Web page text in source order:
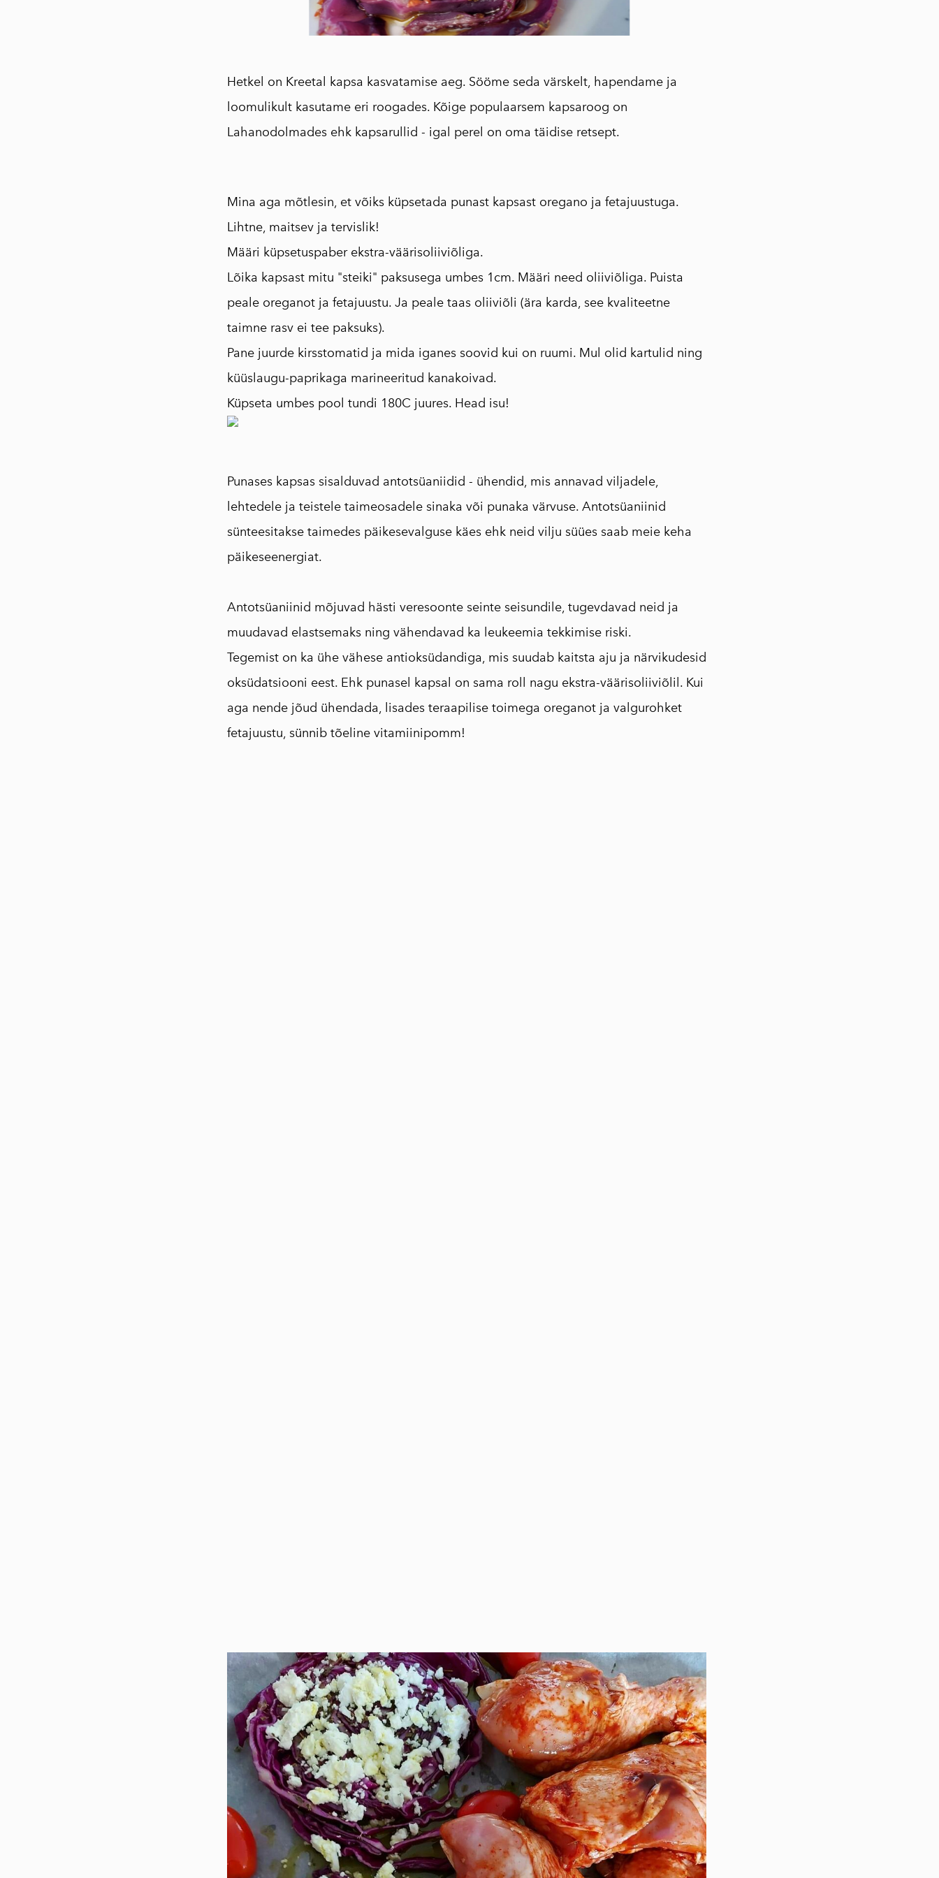
250ml
Traditsiooniline
Maitseained,
taime-ja õieteed
AEOLIS kreeka
Reisiraamat "Muna
haikukogu "Kreeka
Hetkel on Kreetal kapsa kasvatamise aeg. Sööme seda värskelt, hapendame ja
loomulikult kasutame eri roogades. Kõige populaarsem kapsaroog on
Lahanodolmades ehk kapsarullid - igal perel on oma täidise retsept.
Mina aga mõtlesin, et võiks küpsetada punast kapsast oregano ja fetajuustuga.
Lihtne, maitsev ja tervislik!
Määri küpsetuspaber ekstra-väärisoliiviõliga.
Lõika kapsast mitu "steiki" paksusega umbes 1cm. Määri need oliiviõliga. Puista
peale oreganot ja fetajuustu. Ja peale taas oliiviõli (ära karda, see kvaliteetne
taimne rasv ei tee paksuks).
Pane juurde kirsstomatid ja mida iganes soovid kui on ruumi. Mul olid kartulid ning
küüslaugu-paprikaga marineeritud kanakoivad.
Küpseta umbes pool tundi 180C juures. Head isu!
Punases kapsas sisalduvad antotsüaniidid - ühendid, mis annavad viljadele,
lehtedele ja teistele taimeosadele sinaka või punaka värvuse. Antotsüaniinid
sünteesitakse taimedes päikesevalguse käes ehk neid vilju süües saab meie keha
päikeseenergiat.
Antotsüaniinid mõjuvad hästi veresoonte seinte seisundile, tugevdavad neid ja
muudavad elastsemaks ning vähendavad ka leukeemia tekkimise riski.
Tegemist on ka ühe vähese antioksüdandiga, mis suudab kaitsta aju ja närvikudesid
oksüdatsiooni eest. Ehk punasel kapsal on sama roll nagu ekstra-väärisoliiviõlil. Kui
aga nende jõud ühendada, lisades teraapilise toimega oreganot ja valgurohket
fetajuustu, sünnib tõeline vitamiinipomm!